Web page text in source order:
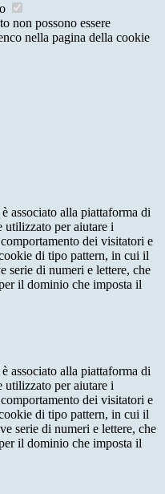
non possono essere
nella pagina della cookie
associato alla piattaforma di
per aiutare i
dei visitatori e
di tipo pattern, in cui il
serie di numeri e lettere, che
il dominio che imposta il
associato alla piattaforma di
per aiutare i
dei visitatori e
di tipo pattern, in cui il
serie di numeri e lettere, che
il dominio che imposta il